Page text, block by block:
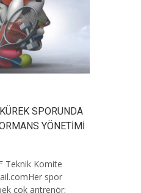
SPORUNDA
YÖNETİMİ
Teknik Komite
spor
çok antrenör;